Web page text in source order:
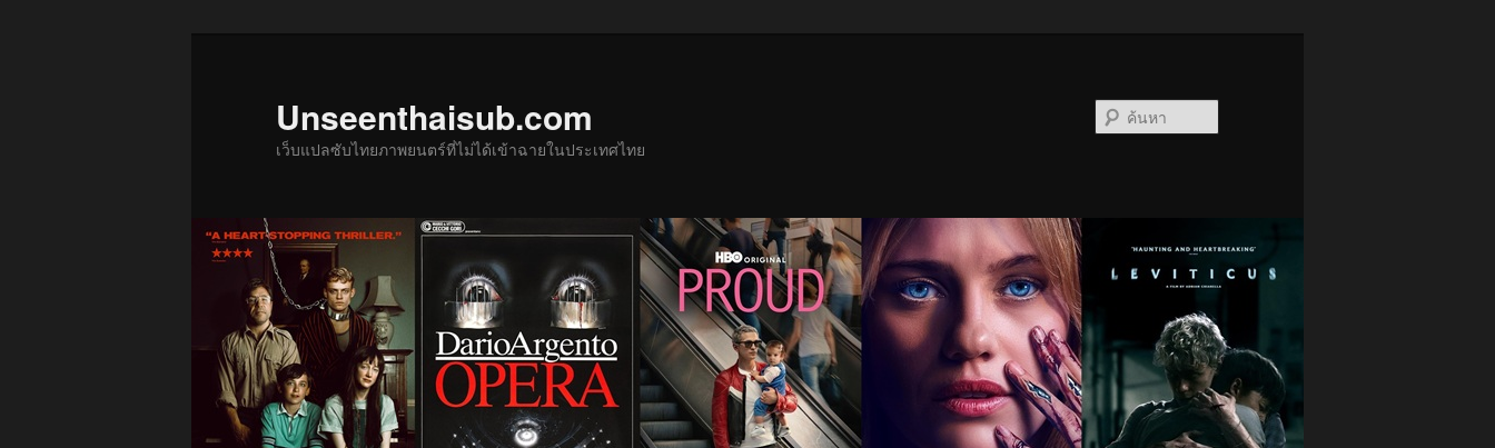
Unseenthaisub.com
เว็บแปลซับไทยภาพยนตร์ที่ไม่ได้เข้าฉายในประเทศไทย